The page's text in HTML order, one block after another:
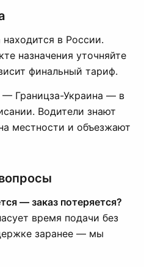
в России.
назначения уточняйте
финальный тариф.
— Границза-Украина — в
Водители знают
местности и объезжают
— заказ потеряется?
время подачи без
заранее — мы